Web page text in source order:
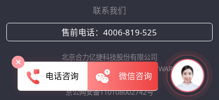
联系我们
售前电话：4006-819-525
北京合力亿捷科技股份有限公司
Copyright © 2025 HOLLYCRM SOFTWARE
京ICP备12042422号-1
京公网安备110108002742号
电话咨询 微信咨询